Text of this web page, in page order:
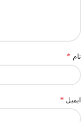
نام *
ایمیل *